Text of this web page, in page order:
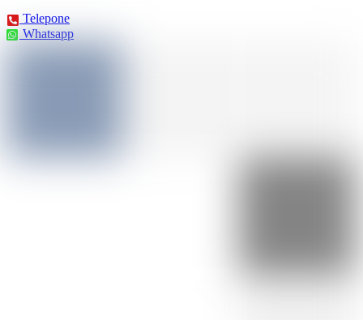
Telepone
Whatsapp